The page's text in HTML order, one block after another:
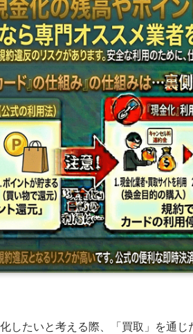
したいと考える際、「買取」を通